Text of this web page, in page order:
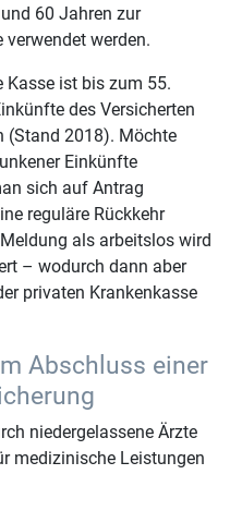
60 Jahren zur
werden.
Kasse ist bis zum 55.
des Versicherten
(Stand 2018). Möchte
Einkünfte
sich auf Antrag
reguläre Rückkehr
als arbeitslos wird
– wodurch dann aber
privaten Krankenkasse
Abschluss einer
niedergelassene Ärzte
medizinische Leistungen